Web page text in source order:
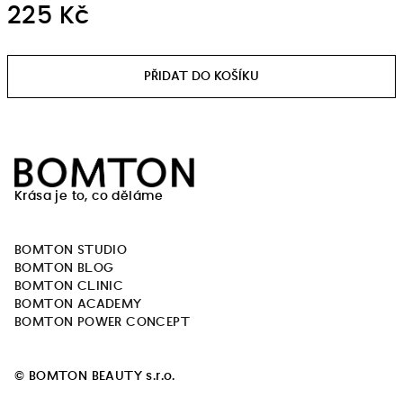
225 Kč
Krása je to, co děláme
BOMTON STUDIO
BOMTON BLOG
BOMTON CLINIC
BOMTON ACADEMY
BOMTON POWER CONCEPT
© BOMTON BEAUTY s.r.o.